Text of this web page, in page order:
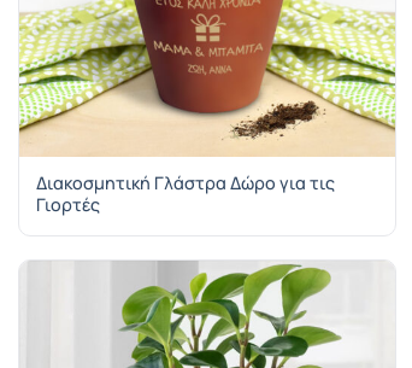
Διακοσμητική Γλάστρα Δώρο για τις
Γιορτές